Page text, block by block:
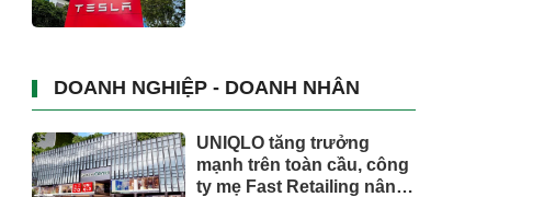
DOANH NGHIỆP - DOANH NHÂN
UNIQLO tăng trưởng
mạnh trên toàn cầu, công
ty mẹ Fast Retailing nâng